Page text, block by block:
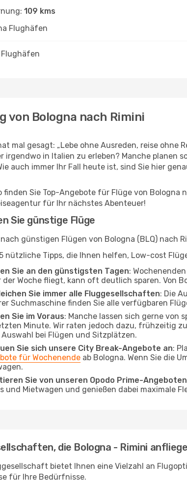
109 kms
Flughäfen
Flughäfen
von Bologna nach Rimini
mal gesagt: „Lebe ohne Ausreden, reise ohne
irgendwo in Italien zu erleben? Manche planen
auch immer Ihr Fall heute ist, sind Sie hier
finden Sie Top-Angebote für Flüge von Bologna
für Ihr nächstes Abenteuer!
Sie günstige Flüge
nach günstigen Flügen von Bologna (BLQ) nach
nützliche Tipps, die Ihnen helfen, Low-cost
Sie an den günstigsten Tagen:
der Woche fliegt, kann oft deutlich sparen. Von
Sie immer alle Fluggesellschaften: Die
Suchmaschine finden Sie alle verfügbaren
Sie im Voraus: Manche lassen sich gerne von
Minute. Wir raten jedoch dazu, frühzeitig
Auswahl bei Flügen und Sitzplätzen.
Sie sich unsere City Break-Angebote an:
für Wochenende ab Bologna. Wenn Sie die
Sie von unseren Opodo Prime-Angeboten
und Mietwagen und genießen dabei maximale
die Bologna - Rimini
bietet Ihnen eine Vielzahl an
für Ihre Bedürfnisse.